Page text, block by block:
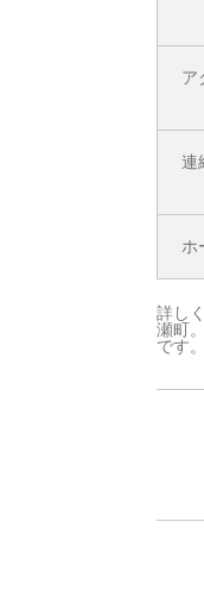
ア
連
ホ
詳し
瀬町
です